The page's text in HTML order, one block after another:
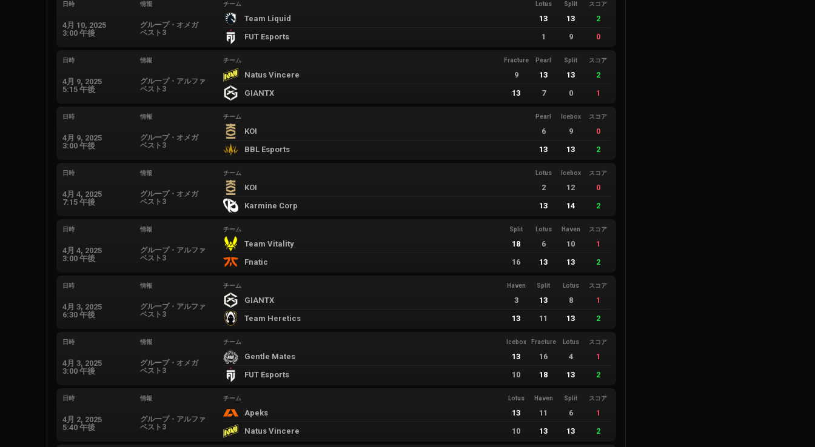
日時
4月 10, 2025
3:00 午後
情報
グループ・オメガ
ベスト3
チーム Lotus Split スコア
Team Liquid 13 13
2
FUT Esports
1 9 0
日時
4月 9, 2025
5:15 午後
情報
グループ・アルファ
ベスト3
チーム Fracture Pearl Split スコア
Natus Vincere 9 13 13
2
GIANTX
13 7 0 1
日時
4月 9, 2025
3:00 午後
情報
グループ・オメガ
ベスト3
チーム Pearl Icebox スコア
KOI 6 9
0
BBL Esports
13 13 2
日時
4月 4, 2025
7:15 午後
情報
グループ・オメガ
ベスト3
チーム Lotus Icebox スコア
KOI 2 12
0
Karmine Corp
13 14 2
日時
4月 4, 2025
3:00 午後
情報
グループ・アルファ
ベスト3
チーム Split Lotus Haven スコア
Team Vitality 18 6 10
1
Fnatic
16 13 13 2
日時
4月 3, 2025
6:30 午後
情報
グループ・アルファ
ベスト3
チーム Haven Split Lotus スコア
GIANTX 3 13 8
1
Team Heretics
13 11 13 2
日時
4月 3, 2025
3:00 午後
情報
グループ・オメガ
ベスト3
チーム Icebox Fracture Lotus スコア
Gentle Mates 13 16 4
1
FUT Esports
10 18 13 2
日時
4月 2, 2025
5:40 午後
情報
グループ・アルファ
ベスト3
チーム Lotus Haven Split スコア
Apeks 13 11 6
1
Natus Vincere
10 13 13 2